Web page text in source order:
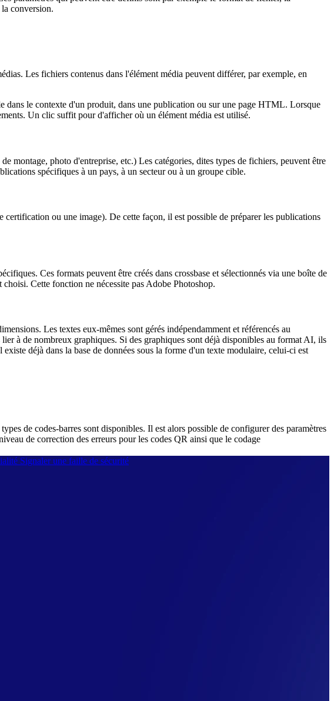
conversion.
Les fichiers contenus dans l'élément média peuvent différer, par exemple, en
dans le contexte d'un produit, dans une publication ou sur une page HTML. Lorsque
Un clic suffit pour d'afficher où un élément média est utilisé.
montage, photo d'entreprise, etc.) Les catégories, dites types de fichiers, peuvent être
spécifiques à un pays, à un secteur ou à un groupe cible.
ou une image). De cette façon, il est possible de préparer les publications
Ces formats peuvent être créés dans crossbase et sélectionnés via une boîte de
Cette fonction ne nécessite pas Adobe Photoshop.
Les textes eux-mêmes sont gérés indépendamment et référencés au
à de nombreux graphiques. Si des graphiques sont déjà disponibles au format AI, ils
déjà dans la base de données sous la forme d'un texte modulaire, celui-ci est
de codes-barres sont disponibles. Il est alors possible de configurer des paramètres
de correction des erreurs pour les codes QR ainsi que le codage
Signaler une faille de sécurité